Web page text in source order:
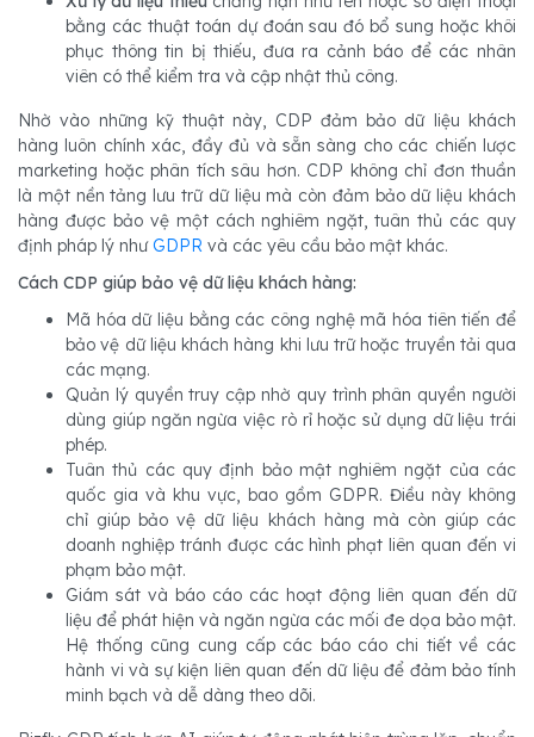
bằng các thuật toán dự đoán sau đó bổ sung hoặc khôi
phục thông tin bị thiếu, đưa ra cảnh báo để các nhân
viên có thể kiểm tra và cập nhật thủ công.
Nhờ vào những kỹ thuật này, CDP đảm bảo dữ liệu khách
hàng luôn chính xác, đầy đủ và sẵn sàng cho các chiến lược
marketing hoặc phân tích sâu hơn. CDP không chỉ đơn thuần
là một nền tảng lưu trữ dữ liệu mà còn đảm bảo dữ liệu khách
hàng được bảo vệ một cách nghiêm ngặt, tuân thủ các quy
định pháp lý nhưGDPR và các yêu cầu bảo mật khác.
Cách CDP giúp bảo vệ dữ liệu khách hàng:
Mã hóa dữ liệu bằng các công nghệ mã hóa tiên tiến để
bảo vệ dữ liệu khách hàng khi lưu trữ hoặc truyền tải qua
các mạng.
Quản lý quyền truy cập nhờ quy trình phân quyền người
dùng giúp ngăn ngừa việc rò rỉ hoặc sử dụng dữ liệu trái
phép.
Tuân thủ các quy định bảo mật nghiêm ngặt của các
quốc gia và khu vực, bao gồm GDPR. Điều này không
chỉ giúp bảo vệ dữ liệu khách hàng mà còn giúp các
doanh nghiệp tránh được các hình phạt liên quan đến vi
phạm bảo mật.
Giám sát và báo cáo các hoạt động liên quan đến dữ
liệu để phát hiện và ngăn ngừa các mối đe dọa bảo mật.
Hệ thống cũng cung cấp các báo cáo chi tiết về các
hành vi và sự kiện liên quan đến dữ liệu để đảm bảo tính
minh bạch và dễ dàng theo dõi.